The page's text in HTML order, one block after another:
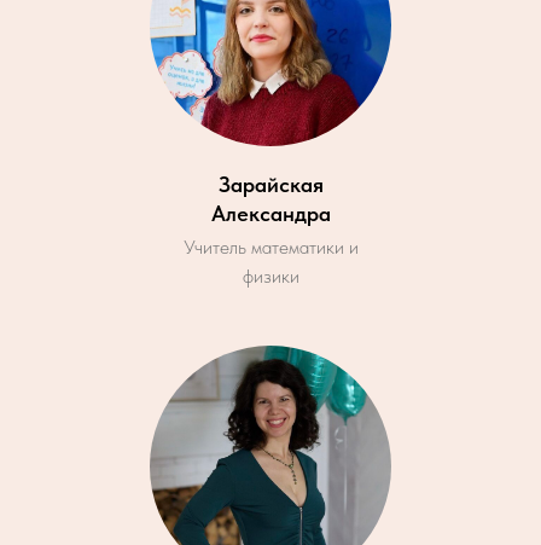
Зарайская
Александра
Учитель математики и
физики